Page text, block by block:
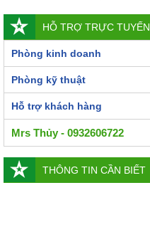
HỖ TRỢ TRỰC TUYẾN
Phòng kinh doanh
Phòng kỹ thuật
Hỗ trợ khách hàng
Mrs Thủy - 0932606722
THÔNG TIN CẦN BIẾT